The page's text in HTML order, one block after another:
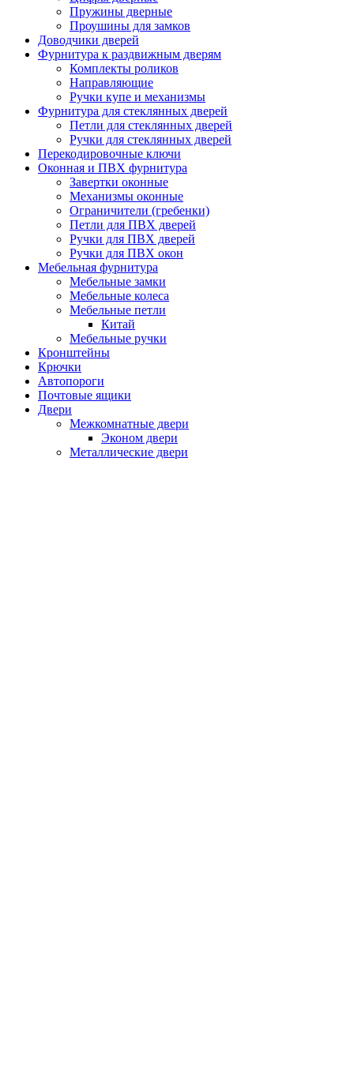
Пружины дверные
Проушины для замков
Доводчики дверей
Фурнитура к раздвижным дверям
Комплекты роликов
Направляющие
Ручки купе и механизмы
Фурнитура для стеклянных дверей
Петли для стеклянных дверей
Ручки для стеклянных дверей
Перекодировочные ключи
Оконная и ПВХ фурнитура
Завертки оконные
Механизмы оконные
Ограничители (гребенки)
Петли для ПВХ дверей
Ручки для ПВХ дверей
Ручки для ПВХ окон
Мебельная фурнитура
Мебельные замки
Мебельные колеса
Мебельные петли
Китай
Мебельные ручки
Кронштейны
Крючки
Автопороги
Почтовые ящики
Двери
Межкомнатные двери
Эконом двери
Металлические двери